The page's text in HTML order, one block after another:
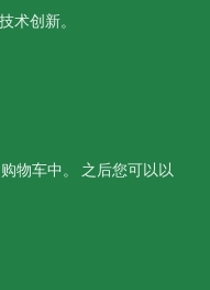
术创新。
物车中。 之后您可以以